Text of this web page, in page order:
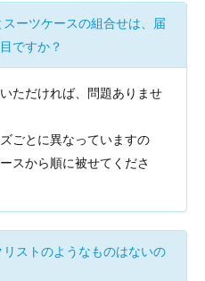
ーツケースの組合せは、届
ですか？
ただければ、問題ありませ
ごとに異なっていますの
スから順に被せてくださ
ストのようなものはないの